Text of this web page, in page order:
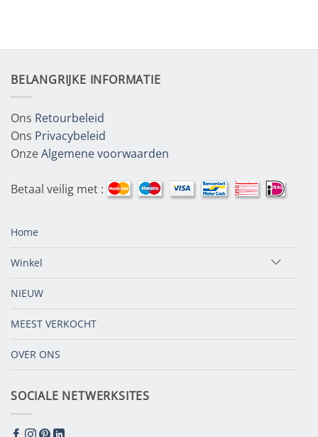
BELANGRIJKE INFORMATIE
Ons Retourbeleid
Ons Privacybeleid
OnzeAlgemene voorwaarden
Betaal veilig met :
Home
Winkel
NIEUW
MEEST VERKOCHT
OVER ONS
SOCIALE NETWERKSITES